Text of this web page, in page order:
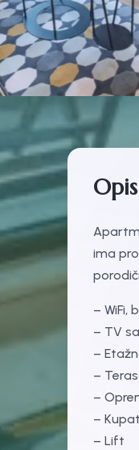
Opis
ima
– WiFi,
– TV
–
–
–
–
– Lift